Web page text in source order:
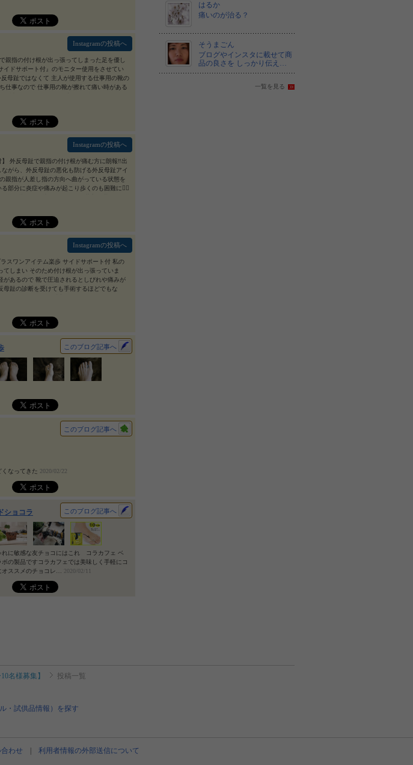
反母趾に悩んでる方は是非試してみてくださ
母趾楽歩 #足と靴の救急箱 #外反母趾 #外反母
りたい #綺麗になりたい#美肌になりたい#美
#コスメ好きさんと繋がりたい #コスメ大好き
親指の付け根が出っ張ってしまった足を優し
イドサポート付』のモニター使用をさせてい
母趾ではなくて 主人が使用する仕事用の靴の
仕事なので 仕事用の靴が擦れて痛い時がある
主人は 仕事中 靴の当たりが気にならず 痛み緩
お試ししてみてはいかがでしょうか😊 #外反
Instagramの投稿へ
外反母趾で親指の付け根が痛む方に朗報‼️出
がら、外反母趾の悪化も防げる外反母趾アイ
親指が人差し指の方向へ曲がっている状態を
部分に炎症や痛みが起こり歩くのも困難に🚶‍♀️
いから脱着しやすい😊指と指の間がゴロゴロ
トしてずれることもなく、痛みや違和感とか
😊 ＊ これからお散歩したくなる季節🌸外反
母趾楽歩サイドサポート付 #外反母趾楽歩 #
ター #外反母趾対策 #monipla #kihara_fan2020/
Instagramの投稿へ
スワンアイテム楽歩 サイドサポート付 私の
しまい そのため付け根が出っ張っていま
あるので 靴で圧迫されるとしびれや痛みが
趾の診断を受けても手術するほどでもな
。 むにゅ〜っ♡ ゼリーみたいにやわらかくて
トするように装着 鯛の鯛 鯛の中骨みたいな形
で足指を広げた状態をキープ バランスを整
ます。 足の可動域を狭めないで指を有効に
要です。 * #外反母趾楽歩サイドサポート付
外反母趾サポーター #外反母趾対策 #外反母
#セルフケア #サポーター #テーピング #足
#bodycare #footsupporter #taping #supporter #be
Instagramの投稿へ
このブログ記事へ
なってきた 2020/02/22
このブログ記事へ
ショコラ
れに敏感な友チョコにはこれ コラカフェ ベ
の製品ですコラカフェでは美味しく手軽にコ
オススメのチョコレ…
2020/02/11
このブログ記事へ
はるか
痛いのが治る？
そうまごん
ブログやインスタに載せて商
品の良さを しっかり伝え…
一覧を見る
名様募集】 投稿一覧
・試供品情報）を探す
わせ 利用者情報の外部送信について